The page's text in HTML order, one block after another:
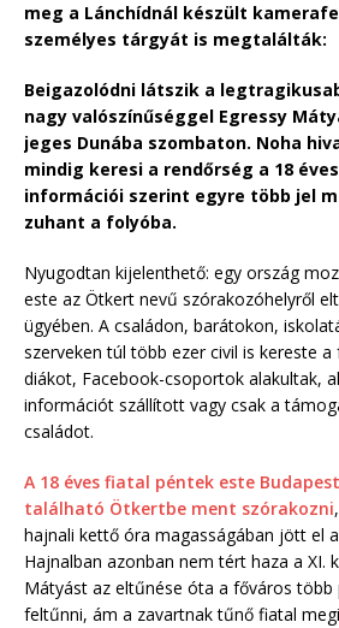
meg a Lánchídnál készült
személyes tárgyát is megtalálták:
Beigazolódni látszik a
nagy valószínűséggel Egressy
jeges Dunába szombaton. Noha
mindig keresi a rendőrség a 18
információi szerint egyre több jel
zuhant a folyóba.
Nyugodtan kijelenthető: egy ország
este az Ötkert nevű szórakozóhelyről
ügyében. A családon, barátokon,
szerveken túl több ezer civil is kereste a
diákot, Facebook-csoportok alakultak,
információt szállított vagy csak a
családot.
A 18 éves fiatal péntek este
található Ötkertbe ment szórakozni
hajnali kettő óra magasságában jött el
Hajnalban azonban nem tért haza a XI.
Mátyást az eltűnése óta a főváros
feltűnni, ám a zavartnak tűnő fiatal